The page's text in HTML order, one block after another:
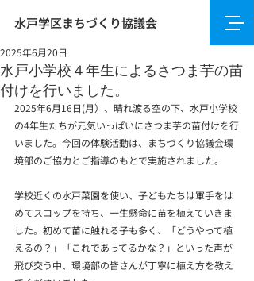
水戸学区まちづくり協議会
水戸小学校４年生によるさつま芋の苗
付けを行いました。
2025年6月20日
2025年6月16日(月）、晴れ渡る空の下、水戸小学校
の4年生たちが元気いっぱいにさつま芋の苗付けを行
いました。今回の体験活動は、まちづくり協議会環
境部のご協力とご指導のもとで実施されました。
学校近くの水戸菜園を使い、子どもたちは軍手をは
めてスコップを持ち、一生懸命に苗を植えていきま
した。初めて苗に触れる子も多く、「どうやって植
えるの？」「これであってるかな？」といった声が
飛び交う中、環境部の皆さんが丁寧に植え方を教え